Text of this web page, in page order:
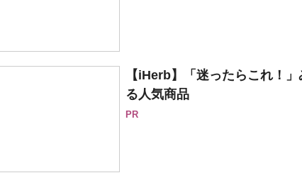
【iHerb】「迷ったらこれ！
る人気商品
PR